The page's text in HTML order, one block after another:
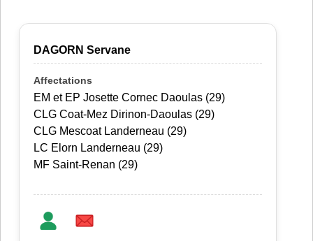
DAGORN Servane
EM et EP Josette Cornec Daoulas (29)
CLG Coat-Mez Dirinon-Daoulas (29)
CLG Mescoat Landerneau (29)
LC Elorn Landerneau (29)
MF Saint-Renan (29)